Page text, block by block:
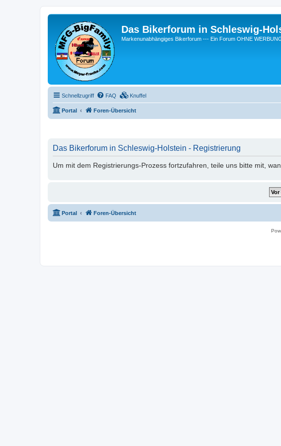
Das Bikerforum in Schleswig-
Markenunabhängiges Bikerforum --- Ein Forum OHNE
Schnellzugriff FAQ Knuffel
Portal Foren-Übersicht
Das Bikerforum in Schleswig-Holstein - Registrierung
Um mit dem Registrierungs-Prozess fortzufahren, teile uns bitte mit,
Portal Foren-Übersicht